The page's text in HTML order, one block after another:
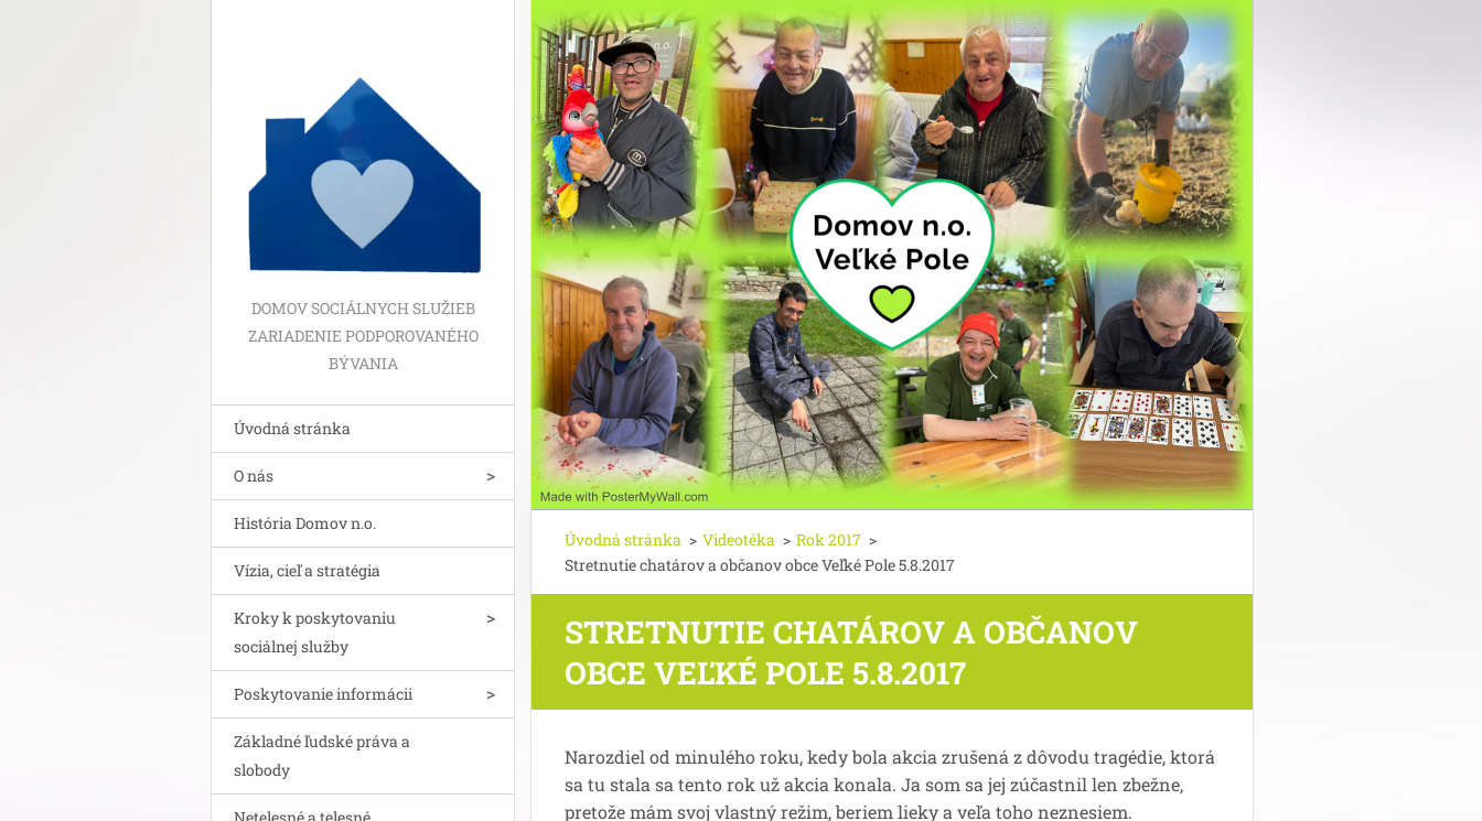
DOMOV SOCIÁLNYCH SLUŽIEB
ZARIADENIE PODPOROVANÉHO
BÝVANIA
Úvodná stránka
O nás
História Domov n.o.
Vízia, cieľ a stratégia
Kroky k poskytovaniu
sociálnej služby
Poskytovanie informácii
Základné ľudské práva a
slobody
Úvodná stránka > Videotéka > Rok 2017 >
Stretnutie chatárov a občanov obce Veľké Pole 5.8.2017
STRETNUTIE CHATÁROV A OBČANOV
OBCE VEĽKÉ POLE 5.8.2017
Narozdiel od minulého roku, kedy bola akcia zrušená z dôvodu tragédie, ktorá
sa tu stala sa tento rok už akcia konala. Ja som sa jej zúčastnil len zbežne,
pretože mám svoj vlastný režim, beriem lieky a veľa toho neznesiem.